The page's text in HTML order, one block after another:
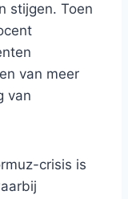
stijgen. Toen
van meer
van
crisis is